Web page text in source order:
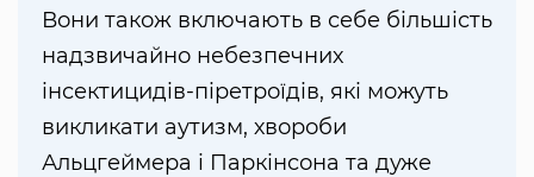
Вони також включають в себе більшість
надзвичайно небезпечних
інсектицидів-піретроїдів, які можуть
викликати аутизм, хвороби
Альцгеймера і Паркінсона та дуже